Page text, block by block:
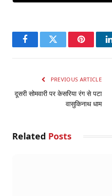
FacebookTwitter Pinterest
PREVIOUS ARTICLE
दूसरी सोमवारी पर केसरिया रंग से पटा
वासुकिनाथ धाम
Related Posts